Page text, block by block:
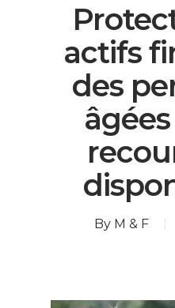
actifs
des
By M & F